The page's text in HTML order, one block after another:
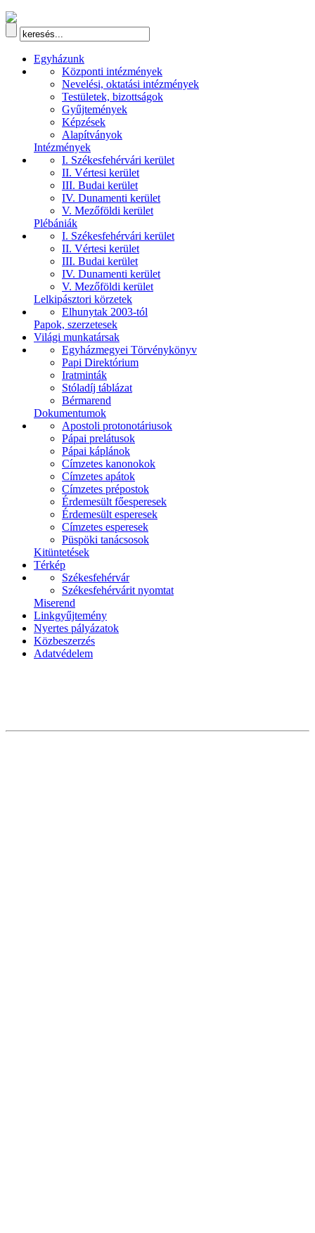
Egyházunk
Központi intézmények
Nevelési, oktatási intézmények
Testületek, bizottságok
Gyűjtemények
Képzések
Alapítványok
Intézmények
I. Székesfehérvári kerület
II. Vértesi kerület
III. Budai kerület
IV. Dunamenti kerület
V. Mezőföldi kerület
Plébániák
I. Székesfehérvári kerület
II. Vértesi kerület
III. Budai kerület
IV. Dunamenti kerület
V. Mezőföldi kerület
Lelkipásztori körzetek
Elhunytak 2003-tól
Papok, szerzetesek
Világi munkatársak
Egyházmegyei Törvénykönyv
Papi Direktórium
Iratminták
Stóladíj táblázat
Bérmarend
Dokumentumok
Apostoli protonotáriusok
Pápai prelátusok
Pápai káplánok
Címzetes kanonokok
Címzetes apátok
Címzetes prépostok
Érdemesült főesperesek
Érdemesült esperesek
Címzetes esperesek
Püspöki tanácsosok
Kitüntetések
Térkép
Székesfehérvár
Székesfehérvárit nyomtat
Miserend
Linkgyűjtemény
Nyertes pályázatok
Közbeszerzés
Adatvédelem